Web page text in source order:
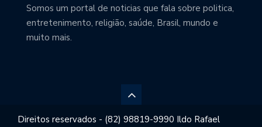
Somos um portal de noticias que fala sobre politica,
entretenimento, religião, saúde, Brasil, mundo e
muito mais.
Direitos reservados - (82) 98819-9990 Ildo Rafael